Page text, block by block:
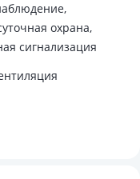
охрана,
сигнализация